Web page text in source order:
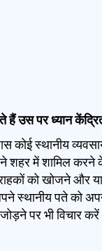
हैं उस पर ध्यान
कोई स्थानीय
शहर में शामिल करने
को खोजने और
स्थानीय पते को
पर भी विचार